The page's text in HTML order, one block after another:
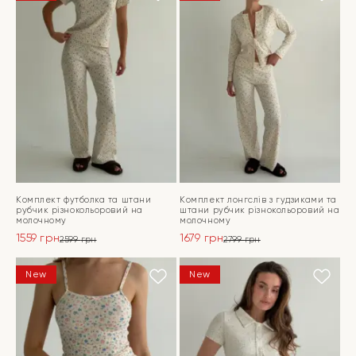
Комплект футболка та штани
рубчик різнокольоровий на
молочному
2599грн
ціна:
2599 грн.
1559 грн
ціна:
1559 грн.
Комплект лонгслів з гудзиками та
штани рубчик різнокольоровий на
молочному
2799грн
ціна:
2799 грн.
1679 грн
ціна:
1679 грн.
ПЕРЕЙТИ
New New